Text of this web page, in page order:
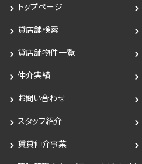
トップページ
貸店舗検索
貸店舗物件一覧
仲介実績
お問い合わせ
スタッフ紹介
賃貸仲介事業